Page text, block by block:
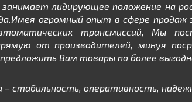
лидирующее положение на
огромный опыт в сфере продаж
трансмиссий, Мы
от производителей, минуя
Вам товары по более
– стабильность, оперативность,